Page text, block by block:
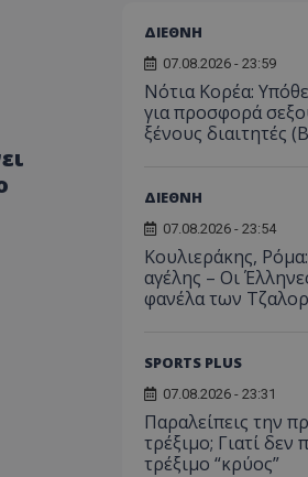
ΔΙΕΘΝΗ
07.08.2026 - 23:59
Νότια Κορέα:
για προσφορά
ξένους διαιτητές
ΔΙΕΘΝΗ
07.08.2026 - 23:54
Κουλιεράκης,
αγέλης – Οι
φανέλα των
SPORTS PLUS
07.08.2026 - 23:31
Παραλείπεις την
τρέξιμο; Γιατί δεν
τρέξιμο “κρύος”